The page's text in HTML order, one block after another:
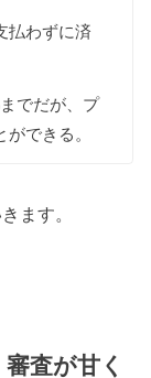
払わずに済
でだが、プ
できる。
ます。
査が甘く